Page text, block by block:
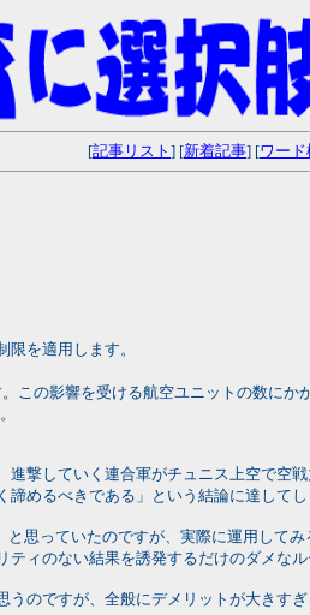
[記事リスト ] [新着記事] [ワー
を適用します。
この影響を受ける航空ユニットの数にか
撃していく連合軍がチュニス上空で空
めるべきである」という結論に達してし
思っていたのですが、実際に運用して
ィのない結果を誘発するだけのダメな
のですが、全般にデメリットが大きすぎ